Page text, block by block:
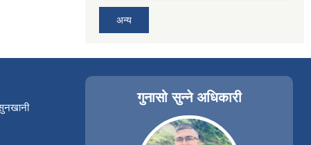
अन्य
गुनासो सुन्ने अधिकारी